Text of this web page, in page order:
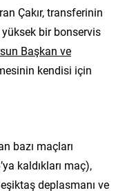
Çakır, transferinin
bir bonservis
Başkan ve
kendisi için
bazı maçları
kaldıkları maç),
deplasmanı ve